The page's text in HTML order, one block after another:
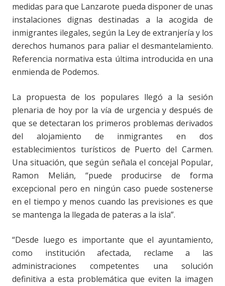
medidas para que Lanzarote pueda disponer de unas
instalaciones dignas destinadas a la acogida de
inmigrantes ilegales, según la Ley de extranjería y los
derechos humanos para paliar el desmantelamiento.
Referencia normativa esta última introducida en una
enmienda de Podemos.
La propuesta de los populares llegó a la sesión
plenaria de hoy por la vía de urgencia y después de
que se detectaran los primeros problemas derivados
del alojamiento de inmigrantes en dos
establecimientos turísticos de Puerto del Carmen.
Una situación, que según señala el concejal Popular,
Ramon Melián, “puede producirse de forma
excepcional pero en ningún caso puede sostenerse
en el tiempo y menos cuando las previsiones es que
se mantenga la llegada de pateras a la isla”.
“Desde luego es importante que el ayuntamiento,
como institución afectada, reclame a las
administraciones competentes una solución
definitiva a esta problemática que eviten la imagen